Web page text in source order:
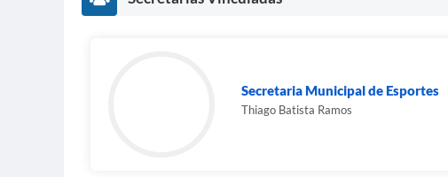
Secretaria Municipal de Esportes
Thiago Batista Ramos